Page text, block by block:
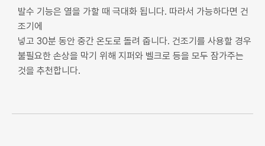
발수 기능은 열을 가할 때 극대화 됩니다. 따라서 가능하다면 건
조기에
넣고 30분 동안 중간 온도로 돌려 줍니다. 건조기를 사용할 경우
불필요한 손상을 막기 위해 지퍼와 벨크로 등을 모두 잠가주는
것을 추천합니다.